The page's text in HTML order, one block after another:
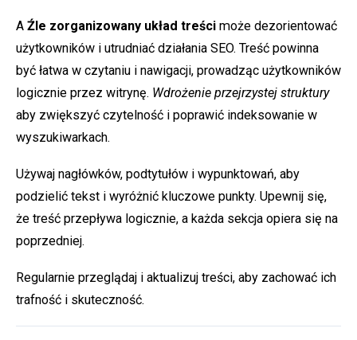
A Źle zorganizowany układ treści może dezorientować
użytkowników i utrudniać działania SEO. Treść powinna
być łatwa w czytaniu i nawigacji, prowadząc użytkowników
logicznie przez witrynę. Wdrożenie przejrzystej struktury
aby zwiększyć czytelność i poprawić indeksowanie w
wyszukiwarkach.
Używaj nagłówków, podtytułów i wypunktowań, aby
podzielić tekst i wyróżnić kluczowe punkty. Upewnij się,
że treść przepływa logicznie, a każda sekcja opiera się na
poprzedniej.
Regularnie przeglądaj i aktualizuj treści, aby zachować ich
trafność i skuteczność.